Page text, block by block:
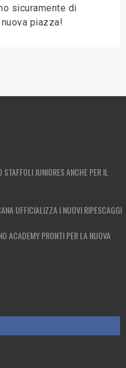
sicuramente di
piazza!
JUNIORES ANCHE PER IL
UFFICIALIZZA I NUOVI RIPESCAGGI
ACADEMY PRONTI PER LA NUOVA